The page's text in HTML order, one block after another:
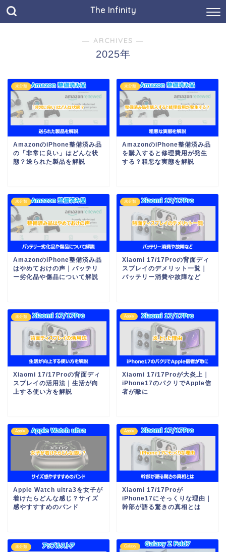
The Infinity
― ARCHIVES ―
2025年
未分類
AmazonのiPhone整備済み品
の「非常に良い」はどんな状
態？送られた製品を解説
未分類
AmazonのiPhone整備済み品
を購入すると修理費用が発生
する？粗悪な実態を解説
未分類
AmazonのiPhone整備済み品
はやめておけの声｜バッテリ
ー劣化品や傷品について解説
未分類
Xiaomi 17/17Proの背面ディ
スプレイのデメリット一覧｜
バッテリー消費や故障など
未分類
Xiaomi 17/17Proの背面ディ
スプレイの活用法｜生活が向
上する使い方を解説
Apple
Xiaomi 17/17Proが大炎上｜
iPhone17のパクリでApple信
者が敵に
Apple
Apple Watch ultra3を女子が
着けたらどんな感じ？サイズ
感やすすすめのバンド
Apple
Xiaomi 17/17Proが
iPhone17にそっくりな理由｜
幹部が語る驚きの真相とは
未分類 Galaxy